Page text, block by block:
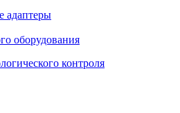
адаптеры
оборудования
контроля